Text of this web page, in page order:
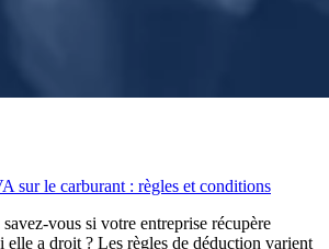
sur le carburant : règles et conditions
vous si votre entreprise récupère
elle a droit ? Les règles de déduction varient